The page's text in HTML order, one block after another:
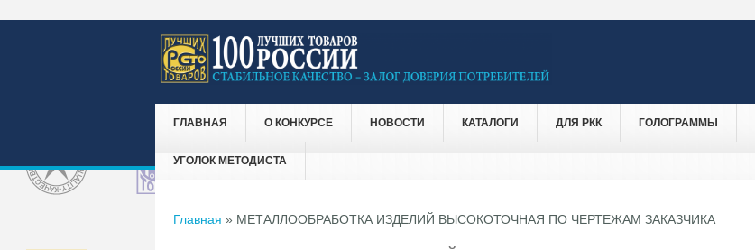
ГЛАВНАЯ О КОНКУРСЕ НОВОСТИ КАТАЛОГИ ДЛЯ РКК ГОЛОГРАММЫ
УГОЛОК МЕТОДИСТА
Вы здесь
Главная » МЕТАЛЛООБРАБОТКА ИЗДЕЛИЙ ВЫСОКОТОЧНАЯ ПО ЧЕРТЕЖАМ ЗАКАЗЧИКА